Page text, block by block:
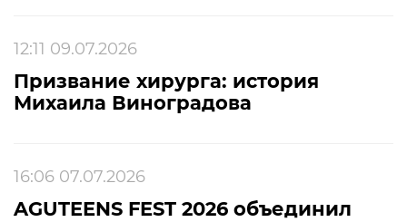
12:11 09.07.2026
Призвание хирурга: история
Михаила Виноградова
16:06 07.07.2026
AGUTEENS FEST 2026 объединил